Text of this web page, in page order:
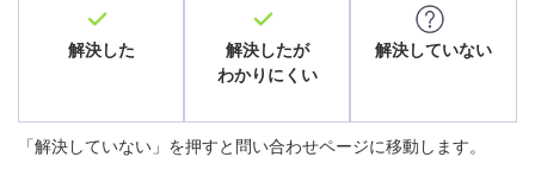
解決した
解決したが
わかりにくい
解決していない
「解決していない」を押すと問い合わせページに移動します。